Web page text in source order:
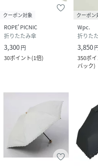
≪開閉方法≫
手開き（イージーオープ
ズに開閉できます。
ご使用になる前に製品に
みください。
違う場合がございます。
【2026Spring/Summer
性別タイプ レディース
クーポン対象
ROPE' PICNIC
折りたたみ傘
3,300円
30ポイント(1倍)
クーポン
Wpc.
折りた
3,850
350ポイ
バック)